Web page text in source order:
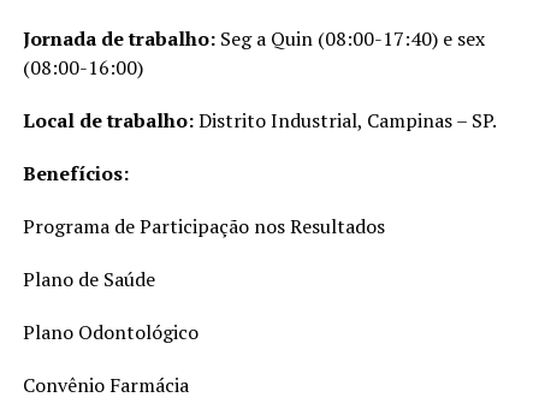
Jornada de trabalho: Seg a Quin (08:00-17:40) e sex
(08:00-16:00)
Local de trabalho:Distrito Industrial, Campinas – SP.
Benefícios:
Programa de Participação nos Resultados
Plano de Saúde
Plano Odontológico
Convênio Farmácia